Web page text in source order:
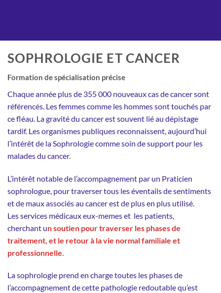
SOPHROLOGIE ET CANCER
Formation de spécialisation précise
Chaque année plus de 355 000 nouveaux cas de cancer sont
référencés. Les femmes comme les hommes sont touchés par
ce fléau. La gravité du cancer est souvent lié au dépistage
tardif. Les organismes publiques reconnaissent, aujourd’hui
l’intérêt de la Sophrologie comme soin de support pour les
malades du cancer.
L’intérêt notable de l’accompagnement par un Praticien
sophrologue, pour traverser tous les éventails de sentiments
et de maux associés au cancer est de plus en plus utilisé.
Les services médicaux eux-memes et les patients,
cherchant un soutien pour traverser les phases de
traitement, et le retour à la vie normal familiale et
professionnelle.
La sophrologie prend en charge toutes les phases de
l’accompagnement de cette pathologie redoutable qu’est